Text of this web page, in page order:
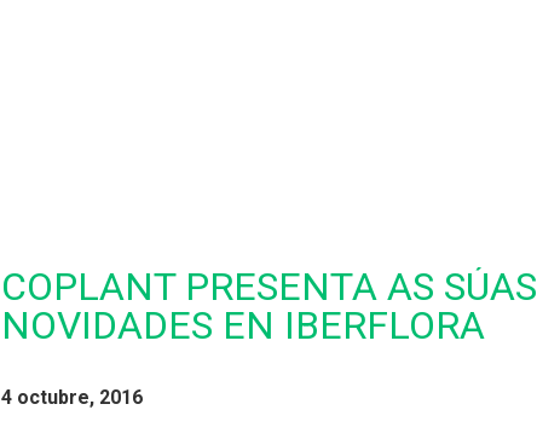
COPLANT PRESENTA AS SÚAS
NOVIDADES EN IBERFLORA
4 octubre, 2016